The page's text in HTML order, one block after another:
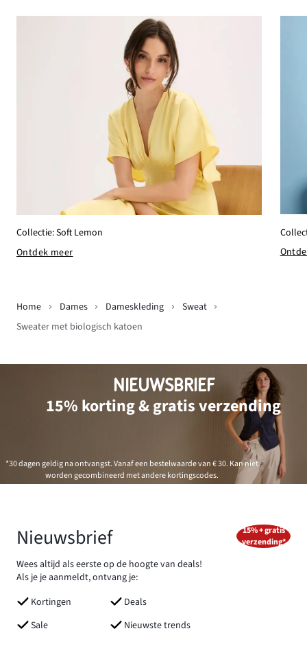
Collectie: Soft Lemon
Ontdek meer
Home Dames Dameskleding
Sweat
Sweater met biologisch katoen
NIEUWSBRIEF
15% korting & gratis verzending
*30 dagen geldig na ontvangst. Vanaf een bestelwaarde van € 30. Kan niet
worden gecombineerd met andere kortingscodes.
Nieuwsbrief
Wees altijd als eerste op de hoogte van deals!
Als je je aanmeldt, ontvang je:
Kortingen
Deals
Sale
Nieuwste trends
15% + gratis
verzending*